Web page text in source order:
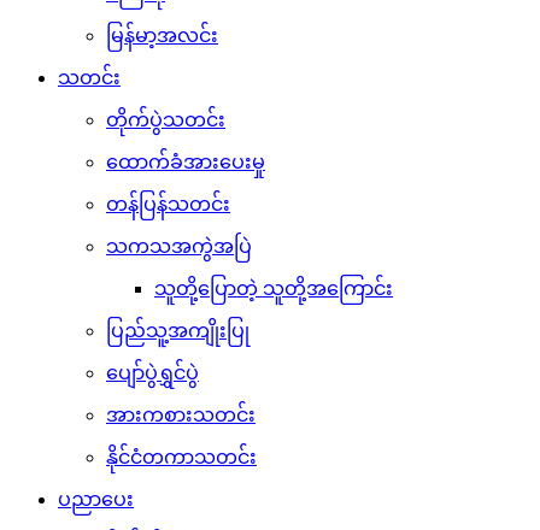
မြန်မာ့အလင်း
သတင်း
တိုက်ပွဲသတင်း
ထောက်ခံအားပေးမှု
တန်ပြန်သတင်း
သကသအကွဲအပြဲ
သူတို့ပြောတဲ့ သူတို့အကြောင်း
ပြည်သူ့အကျိုးပြု
ပျော်ပွဲရွှင်ပွဲ
အားကစားသတင်း
နိုင်ငံတကာသတင်း
ပညာပေး